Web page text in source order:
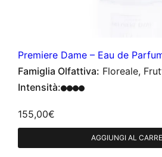
Premiere Dame – Eau de
Famiglia Olfattiva: Floreale,
Intensità:
155,00€
AGGIUNGI AL